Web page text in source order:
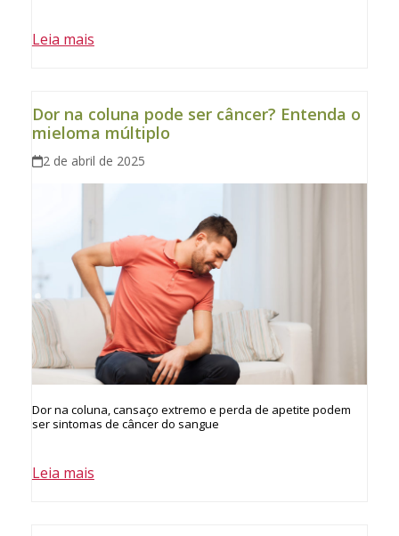
Leia mais
Dor na coluna pode ser câncer? Entenda o
mieloma múltiplo
2 de abril de 2025
Dor na coluna, cansaço extremo e perda de apetite podem
ser sintomas de câncer do sangue
Leia mais